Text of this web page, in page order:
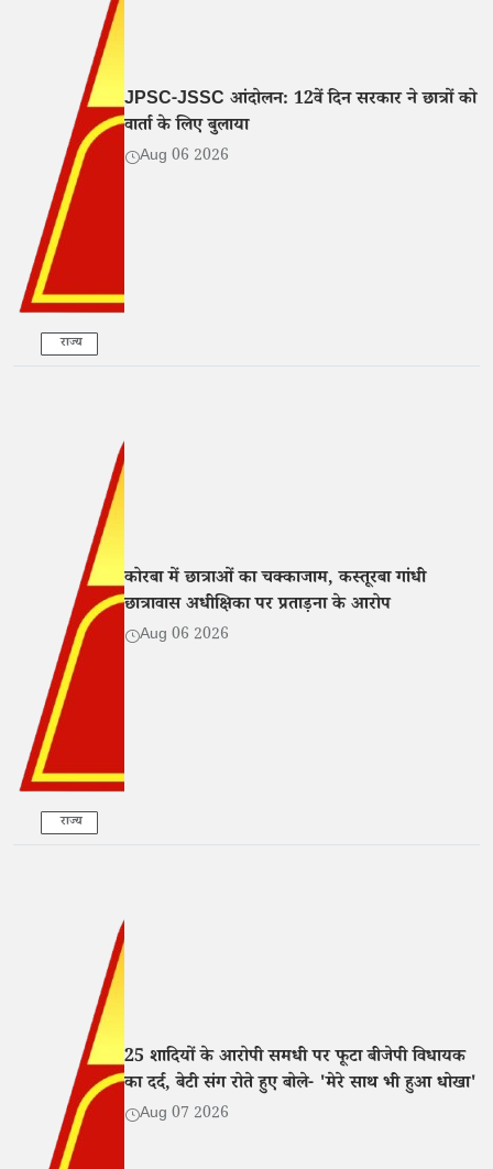
राज्य
JPSC-JSSC आंदोलन: 12वें दिन सरकार ने छात्रों को
वार्ता के लिए बुलाया
Aug 06 2026
राज्य
कोरबा में छात्राओं का चक्काजाम, कस्तूरबा गांधी
छात्रावास अधीक्षिका पर प्रताड़ना के आरोप
Aug 06 2026
25 शादियों के आरोपी समधी पर फूटा बीजेपी विधायक
का दर्द, बेटी संग रोते हुए बोले- 'मेरे साथ भी हुआ धोखा'
Aug 07 2026